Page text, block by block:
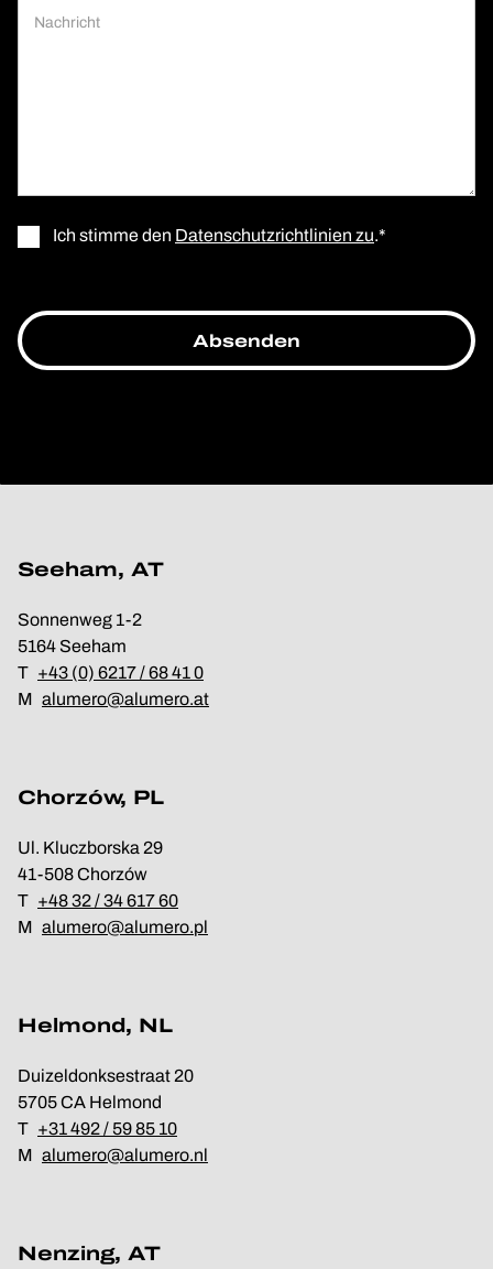
Ich stimme den Datenschutzrichtlinien zu.*
Seeham, AT
Sonnenweg 1-2
5164 Seeham
T +43 (0) 6217 / 68 41 0
M alumero@alumero.at
Chorzów, PL
Ul. Kluczborska 29
41-508 Chorzów
T +48 32 / 34 617 60
M alumero@alumero.pl
Helmond, NL
Duizeldonksestraat 20
5705 CA Helmond
T +31 492 / 59 85 10
M alumero@alumero.nl
Nenzing, AT